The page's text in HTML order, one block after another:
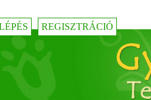
REGISZTRÁCIÓ